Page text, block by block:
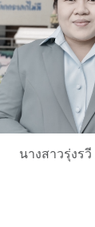
นางสาวรุ่งร